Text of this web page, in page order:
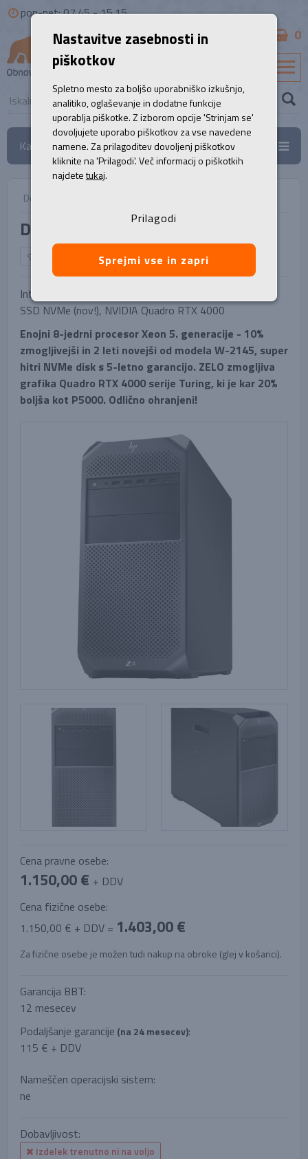
pon-pet: 07.45 - 15.15
0
Kategorije
Domov
Delovna postaja, HP Z4 G4
NAZAJ NA IZBOR
Intel Xeon 8-Core 3.90 GHz (W-2245), 32 GB, 1000 GB
SSD NVMe (nov!), NVIDIA Quadro RTX 4000
Enojni 8-jedrni procesor Xeon 5. generacije - 10%
zmogljivejši in 2 leti novejši od modela W-2145, super
hitri NVMe disk s 5-letno garancijo. ZELO zmogljiva
grafika Quadro RTX 4000 serije Turing, ki je kar 20%
boljša kot P5000. Odlično ohranjeni!
Cena pravne osebe:
1.150,00 € + DDV
Cena fizične osebe:
1.150,00 € + DDV = 1.403,00 €
Za fizične osebe je možen tudi nakup na obroke (glej v košarici).
Garancija BBT:
12 mesecev
Podaljšanje garancije (na 24 mesecev):
115 € + DDV
Nameščen operacijski sistem:
ne
Dobavljivost:
Izdelek trenutno ni na voljo
Nastavitve zasebnosti in
piškotkov
Spletno mesto za boljšo uporabniško izkušnjo,
analitiko, oglaševanje in dodatne funkcije
uporablja piškotke. Z izborom opcije 'Strinjam se'
dovoljujete uporabo piškotkov za vse navedene
namene. Za prilagoditev dovoljenj piškotkov
kliknite na 'Prilagodi'. Več informacij o piškotkih
najdetetukaj.
Prilagodi
Sprejmi vse in zapri